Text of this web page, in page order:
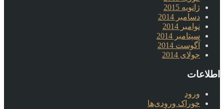
ژانویه 2015
دسامبر 2014
نوامبر 2014
سپتامبر 2014
آگوست 2014
جولای 2014
اطلاعات
ورود
خوراک ورودی‌ها